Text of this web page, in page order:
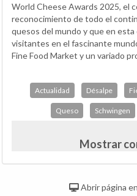
World Cheese Awards 2025, el
reconocimiento de todo el
quesos del mundo y que en esta
visitantes en el fascinante
Fine Food Market y un variado
Actualidad Désalpe
Queso Schwingen
Mostrar
Abrir página